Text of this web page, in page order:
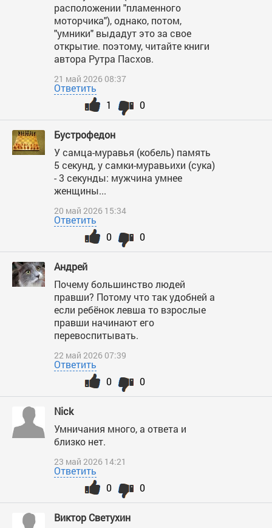
расположении "пламенного
моторчика"), однако, потом,
"умники" выдадут это за свое
открытие. поэтому, читайте книги
автора Рутра Пасхов.
21 май 2026 08:37
Ответить
0
1
Бустрофедон
У самца-муравья (кобель) память
5 секунд, у самки-муравьихи (сука)
- 3 секунды: мужчина умнее
женщины...
20 май 2026 15:34
Ответить
0
0
Андрей
Почему большинство людей
правши? Потому что так удобней а
если ребёнок левша то взрослые
правши начинают его
перевоспитывать.
22 май 2026 07:39
Ответить
0
0
Nick
Умничания много, а ответа и
близко нет.
23 май 2026 14:21
Ответить
0
0
Виктор Светухин